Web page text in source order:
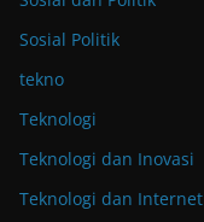
Sosial Politik
tekno
Teknologi
Teknologi dan Inovasi
Teknologi dan Internet